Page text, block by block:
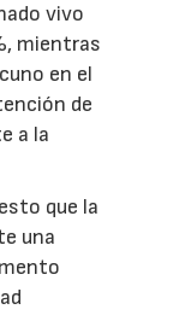
vivo
mientras
en el
de
a la
que la
una